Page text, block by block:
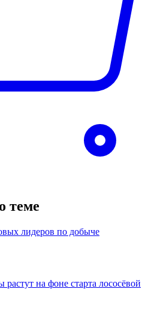
теме
лидеров по добыче
на фоне старта лососёвой